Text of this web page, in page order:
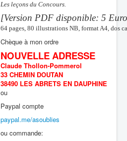
Les leçons du Concours.
[Version PDF disponible: 5
64 pages, 80 illustrations NB, format A4, dos
Chèque à mon ordre
NOUVELLE ADRESSE
Claude Thollon-Pommerol
33 CHEMIN DOUTAN
38490 LES ABRETS EN DAUPHINE
ou
Paypal compte
paypal.me/asoublies
ou commande: